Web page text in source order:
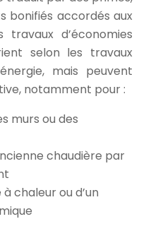
bonifiés accordés aux
d’économies
selon les travaux
mais peuvent
notamment pour :
murs ou des
chaudière par
chaleur ou d’un